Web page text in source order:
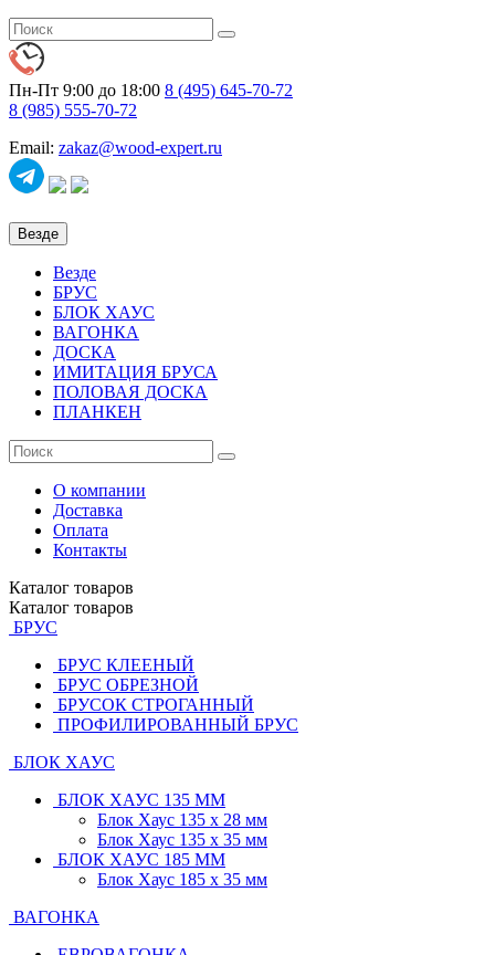
Пн-Пт 9:00 до 18:00 8 (495) 645-70-72
8 (985) 555-70-72
Email: zakaz@wood-expert.ru
Везде
Везде
БРУС
БЛОК ХАУС
ВАГОНКА
ДОСКА
ИМИТАЦИЯ БРУСА
ПОЛОВАЯ ДОСКА
ПЛАНКЕН
О компании
Доставка
Оплата
Контакты
Каталог товаров
Каталог товаров
БРУС
БРУС КЛЕЕНЫЙ
БРУС ОБРЕЗНОЙ
БРУСОК СТРОГАННЫЙ
ПРОФИЛИРОВАННЫЙ БРУС
БЛОК ХАУС
БЛОК ХАУС 135 ММ
Блок Хаус 135 х 28 мм
Блок Хаус 135 х 35 мм
БЛОК ХАУС 185 ММ
Блок Хаус 185 х 35 мм
ВАГОНКА